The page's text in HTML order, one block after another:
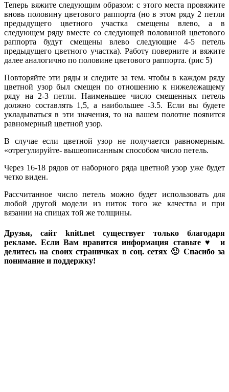
Теперь вяжите следующим образом: с этого места провяжите
вновь половину цветового раппорта (но в этом ряду 2 петли
предыдущего цветного участка смещены влево, а в
следующем ряду вместе со следующей половиной цветового
раппорта будут смещены влево следующие 4-5 петель
предыдущего цветного участка). Работу поверните и вяжите
далее аналогично по половине цветового раппорта. (рис 5)
Повторяйте эти ряды и следите за тем. чтобы в каждом ряду
цветной узор был смещен по отношению к нижележащему
ряду на 2-3 петли. Наименьшее число смещенных петель
должно составлять 1,5, а наибольшее -3.5. Если вы будете
укладываться в эти значения, то на вашем полотне появится
равномерный цветной узор.
В случае если цветной узор не получается равномерным.
«отрегулируйте- вышеописанным способом число петель.
Через 16-18 рядов от наборного ряда цветной узор уже будет
четко виден.
Рассчитанное число петель можно будет использовать для
любой другой модели из ниток того же качества и при
вязании на спицах той же толщины.
Друзья, сайт knitt.net существует только благодаря
рекламе. Если Вам нравится информация ставьте ♥ и
делитесь на своих страничках в соц. сетях 🙂 Спасибо за
понимание и поддержку!